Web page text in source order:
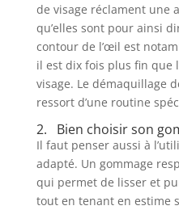
de visage réclament une
qu’elles sont pour ainsi
contour de l’œil est
il est dix fois plus fin que
visage. Le démaquillage
ressort d’une routine
2. Bien choisir son
Il faut penser aussi à
adapté. Un gommage
qui permet de lisser et
tout en tenant en estime